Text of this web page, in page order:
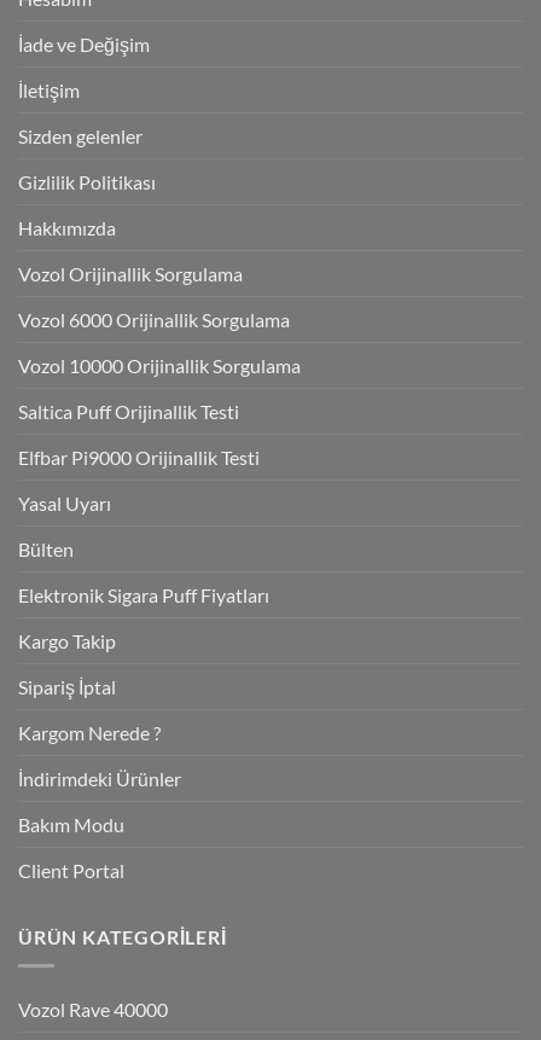
İade ve Değişim
İletişim
Sizden gelenler
Gizlilik Politikası
Hakkımızda
Vozol Orijinallik Sorgulama
Vozol 6000 Orijinallik Sorgulama
Vozol 10000 Orijinallik Sorgulama
Saltica Puff Orijinallik Testi
Elfbar Pi9000 Orijinallik Testi
Yasal Uyarı
Bülten
Elektronik Sigara Puff Fiyatları
Kargo Takip
Sipariş İptal
Kargom Nerede ?
İndirimdeki Ürünler
Bakım Modu
Client Portal
ÜRÜN KATEGORILERI
Vozol Rave 40000